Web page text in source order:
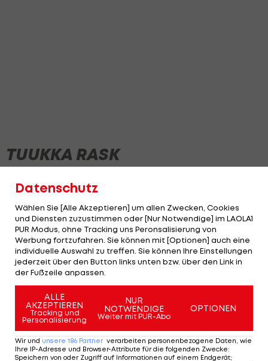
TUUKKA RASK
Datenschutz
Wählen Sie [Alle Akzeptieren] um allen Zwecken, Cookies
und Diensten zuzustimmen oder [Nur Notwendige] im LAOLA1
PUR Modus, ohne Tracking uns Peronsalisierung von
Werbung fortzufahren. Sie können mit [Optionen] auch eine
individuelle Auswahl zu treffen. Sie können Ihre Einstellungen
jederzeit über den Button links unten bzw. über den Link in
der Fußzeile anpassen.
ALLE
AKZEPTIEREN
Tracking und
Personalisierung
NUR
NOTWENDIGE
Weiter mit PUR-Abo
OPTIONEN
Wir und unsere 186 Partner verarbeiten personenbezogene Daten, wie
Ihre IP-Adresse und Browser-Attribute für die folgenden Zwecke:
Speichern von oder Zugriff auf Informationen auf einem Endgerät;